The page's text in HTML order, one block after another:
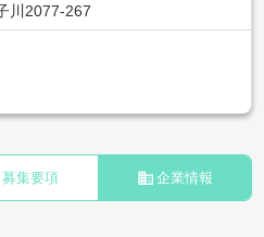
川2077-267
募集要項 business 企業情報